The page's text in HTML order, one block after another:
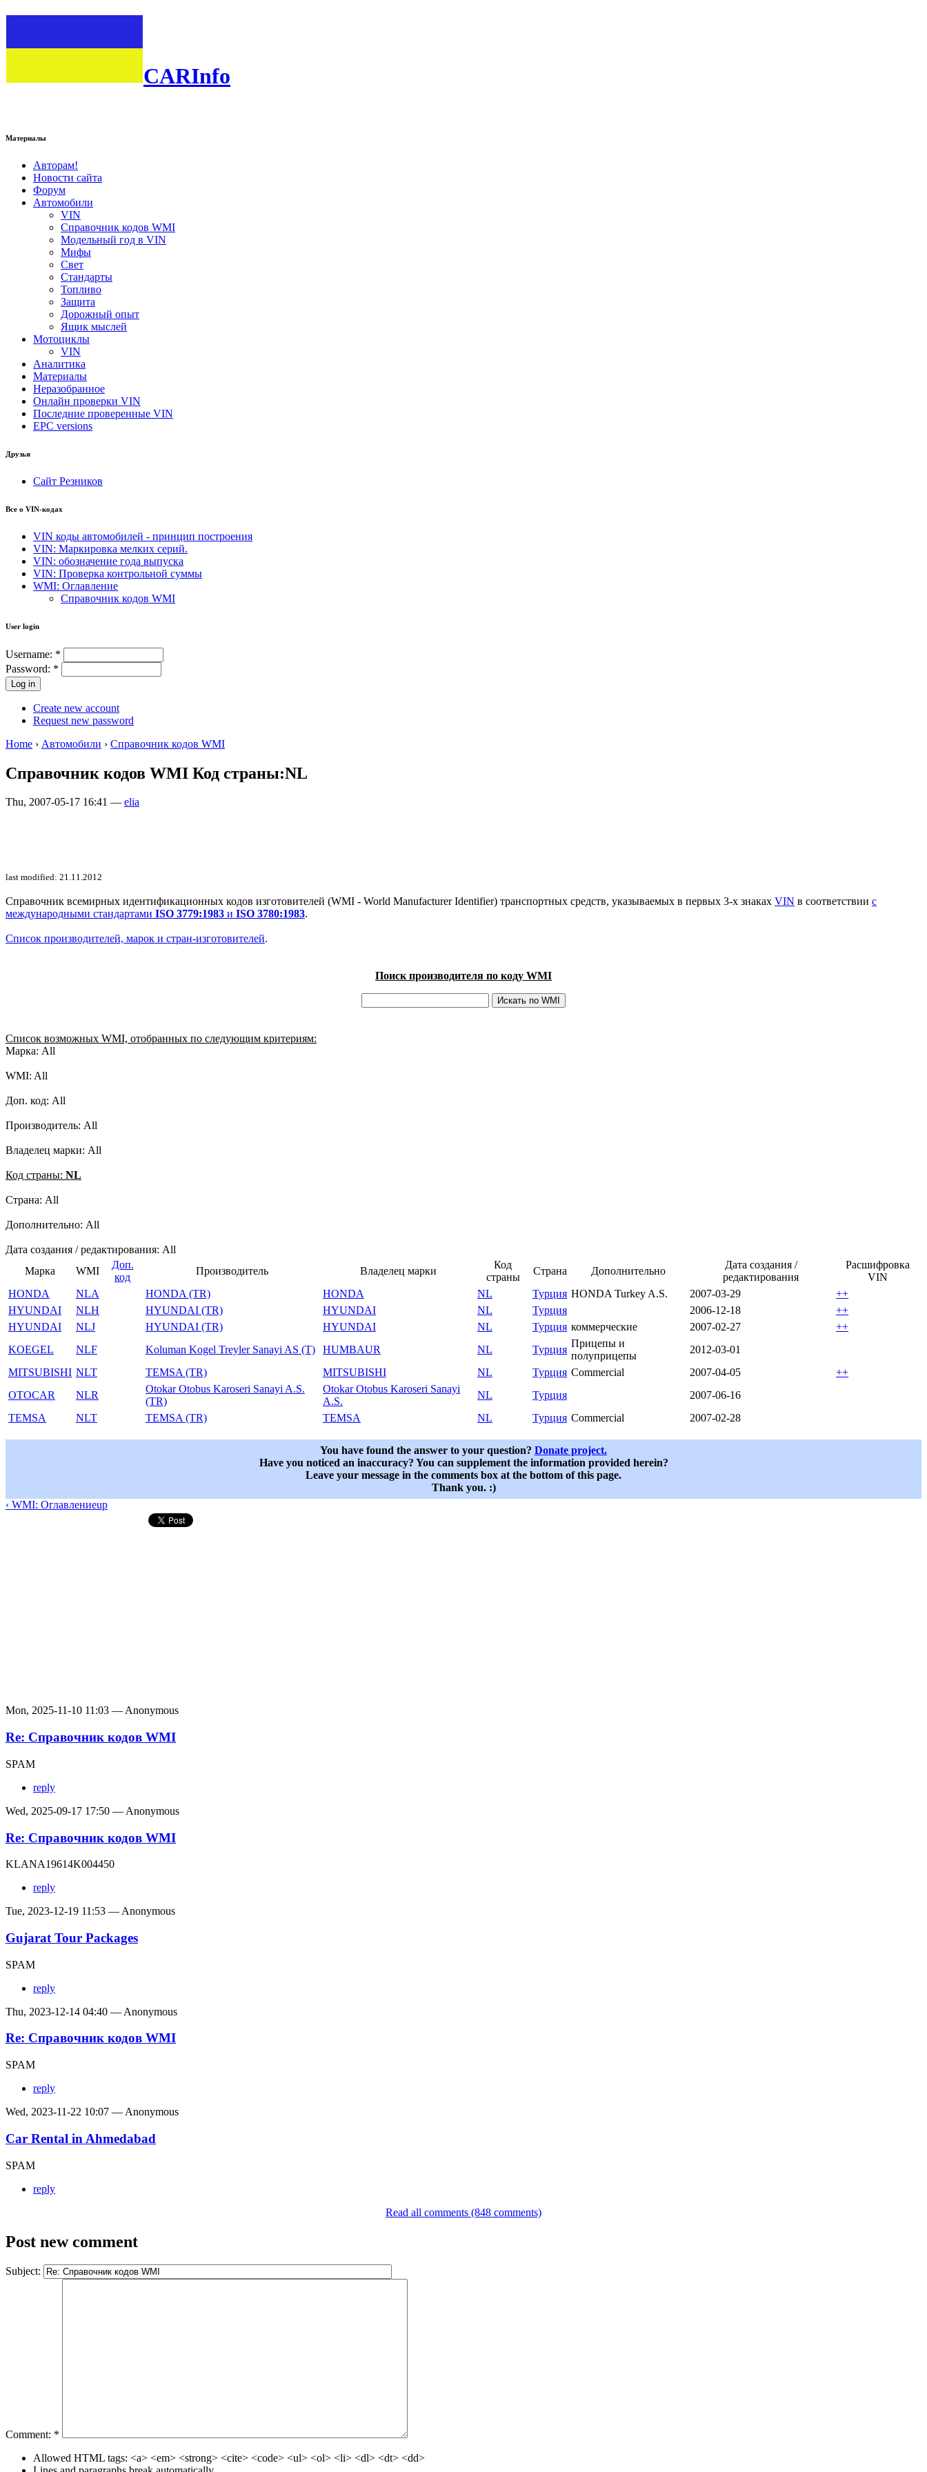
CARInfo
Материалы
Авторам!
Новости сайта
Форум
Автомобили
VIN
Справочник кодов WMI
Модельный год в VIN
Мифы
Свет
Стандарты
Топливо
Защита
Дорожный опыт
Ящик мыслей
Мотоциклы
VIN
Аналитика
Материалы
Неразобранное
Онлайн проверки VIN
Последние проверенные VIN
EPC versions
Друзья
Сайт Резников
Все о VIN-кодах
VIN коды автомобилей - принцип построения
VIN: Маркировка мелких серий.
VIN: обозначение года выпуска
VIN: Проверка контрольной суммы
WMI: Оглавление
Справочник кодов WMI
User login
Username: *
Password: *
Create new account
Request new password
Home › Автомобили › Справочник кодов WMI
Справочник кодов WMI Код страны:NL
Thu, 2007-05-17 16:41 — elia
last modified: 21.11.2012
Справочник всемирных идентификационных кодов изготовителей (WMI - World Manufacturer Identifier) транспортных средств, указываемых в первых 3-х знаках VIN в соответствии с
международными стандартами ISO 3779:1983 и ISO 3780:1983.
Список производителей, марок и стран-изготовителей.
Поиск производителя по коду WMI
Список возможных WMI, отобранных по следующим критериям:
Марка: All
WMI: All
Доп. код: All
Производитель: All
Владелец марки: All
Код страны: NL
Страна: All
Дополнительно: All
Дата создания / редактирования: All
Марка
WMI
Доп.
код
Производитель Владелец марки
Код
страны
Страна Дополнительно
Дата создания /
редактирования
Расшифровка
VIN
HONDA
NLA HONDA (TR) HONDA NL Турция HONDA Turkey A.S. 2007-03-29
++
HYUNDAI
NLH HYUNDAI (TR) HYUNDAI NL Турция 2006-12-18
++
HYUNDAI
NLJ HYUNDAI (TR) HYUNDAI NL Турция коммерческие 2007-02-27
++
KOEGEL
NLF Koluman Kogel Treyler Sanayi AS (T) HUMBAUR NL Турция
Прицепы и
полуприцепы
2012-03-01
MITSUBISHI NLT TEMSA (TR) MITSUBISHI NL Турция Commercial 2007-04-05
++
OTOCAR
NLR
Otokar Otobus Karoseri Sanayi A.S.
(TR)
Otokar Otobus Karoseri Sanayi
A.S.
NL Турция
2007-06-16
TEMSA
NLT TEMSA (TR) TEMSA NL Турция Commercial 2007-02-28
You have found the answer to your question? Donate project.
Have you noticed an inaccuracy? You can supplement the information provided herein?
Leave your message in the comments box at the bottom of this page.
Thank you. :)
‹ WMI: Оглавлениеup
Mon, 2025-11-10 11:03 — Anonymous
Re: Справочник кодов WMI
SPAM
reply
Wed, 2025-09-17 17:50 — Anonymous
Re: Справочник кодов WMI
KLANA19614K004450
reply
Tue, 2023-12-19 11:53 — Anonymous
Gujarat Tour Packages
SPAM
reply
Thu, 2023-12-14 04:40 — Anonymous
Re: Справочник кодов WMI
SPAM
reply
Wed, 2023-11-22 10:07 — Anonymous
Car Rental in Ahmedabad
SPAM
reply
Read all comments (848 comments)
Post new comment
Subject:
Comment: *
Allowed HTML tags: <a> <em> <strong> <cite> <code> <ul> <ol> <li> <dl> <dt> <dd>